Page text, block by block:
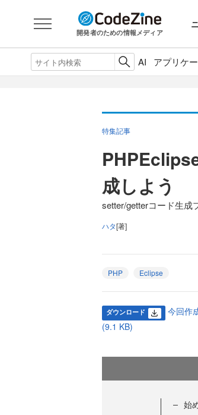
開発者のための情報メディア
AI アプリケ
特集記事
成しよう
setter/getterコード生成
ハタ[著]
PHP Eclipse
ダウンロード
今回作
(9.1 KB)
始